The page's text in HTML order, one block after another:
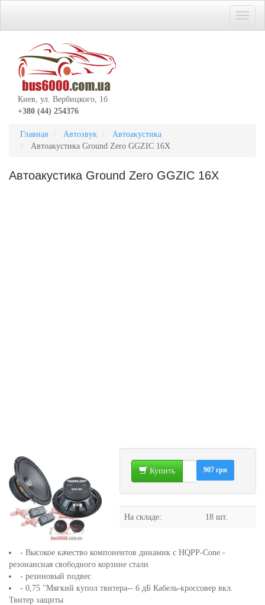
Киев, ул. Вербицкого, 1б
+380 (44) 254376
Главная Автозвук
Автоакустика
Автоакустика Ground Zero GGZIC 16X
Автоакустика Ground Zero GGZIC 16X
Купить 907 грн
На складе: 18 шт.
- Высокое качество компонентов динамик с HQPP-Cone -
резонансная свободного корзине стали
- резиновый подвес
- 0,75 "Мягкий купол твитера-- 6 дБ Кабель-кроссовер вкл.
Твитер защиты